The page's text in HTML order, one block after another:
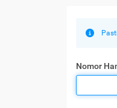
Nomor